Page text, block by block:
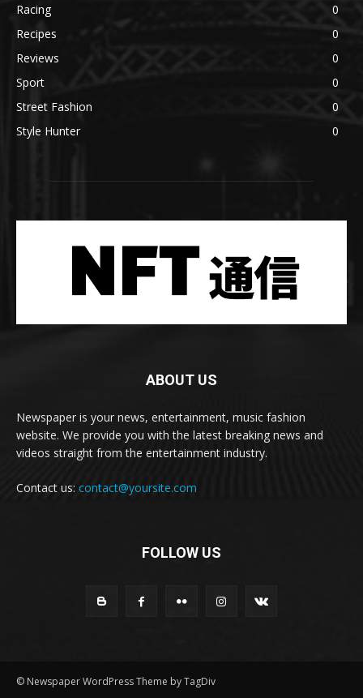
Racing
0
Recipes
0
Reviews
0
Sport
0
Street Fashion
0
Style Hunter
0
ABOUT US
Newspaper is your news, entertainment, music fashion
website. We provide you with the latest breaking news and
videos straight from the entertainment industry.
Contact us: contact@yoursite.com
FOLLOW US
© Newspaper WordPress Theme by TagDiv